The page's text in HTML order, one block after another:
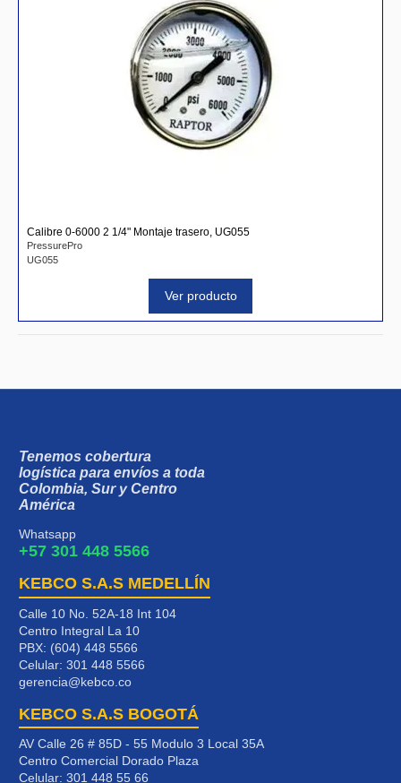
Calibre 0-6000 2 1/4" Montaje trasero, UG055
PressurePro
UG055
Ver producto
Tenemos cobertura
logística para envíos a toda
Colombia, Sur y Centro
América
Whatsapp
+57 301 448 5566
KEBCO S.A.S MEDELLÍN
Calle 10 No. 52A-18 Int 104
Centro Integral La 10
PBX: (604) 448 5566
Celular: 301 448 5566
gerencia@kebco.co
KEBCO S.A.S BOGOTÁ
AV Calle 26 # 85D - 55 Modulo 3 Local 35A
Centro Comercial Dorado Plaza
Celular: 301 448 55 66